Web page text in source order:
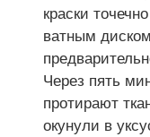
краски
ватным
Через пять
протирают
окунули в